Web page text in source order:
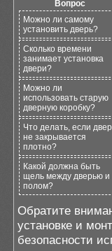
Вопрос
Можно ли самому
установить дверь?
Сколько времени
занимает установка
двери?
Можно ли
использовать старую
дверную коробку?
Что делать, если
не закрывается
плотно?
Какой должна быть
щель между дверью и
полом?
Обратите
установке и
безопасности